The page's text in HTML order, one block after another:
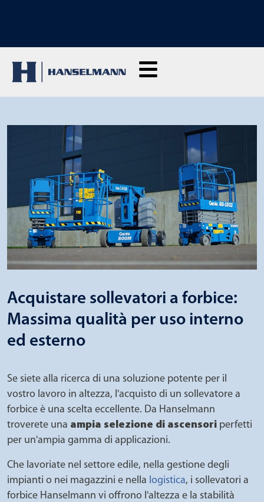
SCOPRI I NOSTRI CORSI DI FORMAZIONE: Clicca qui per richiedere
Acquistare sollevatori a forbice:
Massima qualità per uso interno
ed esterno
Se siete alla ricerca di una soluzione potente per il
vostro lavoro in altezza, l'acquisto di un sollevatore a
forbice è una scelta eccellente. Da Hanselmann
troverete una ampia selezione di ascensori perfetti
per un'ampia gamma di applicazioni.
Che lavoriate nel settore edile, nella gestione degli
impianti o nei magazzini e nella logistica, i sollevatori a
forbice Hanselmann vi offrono l'altezza e la stabilità